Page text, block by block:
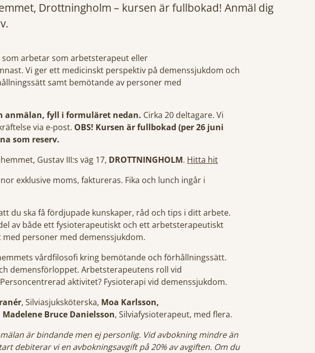
Drottningholm – kursen är fullbokad! Anmäl dig
som arbetar som arbetsterapeut eller
Vi ger ett medicinskt perspektiv på demenssjukdom och
samt bemötande av personer med
anmälan, fyll i formuläret nedan. Cirka 20 deltagare. Vi
via e-post. OBS! Kursen är fullbokad (per 26 juni
som reserv.
Gustav III:s väg 17, DROTTNINGHOLM. Hitta hit
exklusive moms, faktureras. Fika och lunch ingår i
du ska få fördjupade kunskaper, råd och tips i ditt arbete.
av både ett fysioterapeutiskt och ett arbetsterapeutiskt
personer med demenssjukdom.
vårdfilosofi kring bemötande och förhållningssätt.
demensförloppet. Arbetsterapeutens roll vid
aktivitet? Fysioterapi vid demenssjukdom.
, Silviasjuksköterska, Moa Karlsson,
Madelene Bruce Danielsson, Silviafysioterapeut, med flera.
är bindande men ej personlig. Vid avbokning mindre än
debiterar vi en avbokningsavgift på 20% av avgiften. Om du